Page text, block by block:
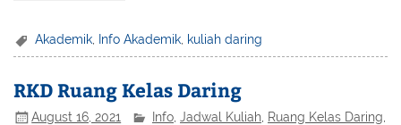
Akademik Info Akademik kuliah daring
RKD Ruang Kelas Daring
August 16, 2021 Info ,Jadwal Kuliah Ruang Kelas Daring